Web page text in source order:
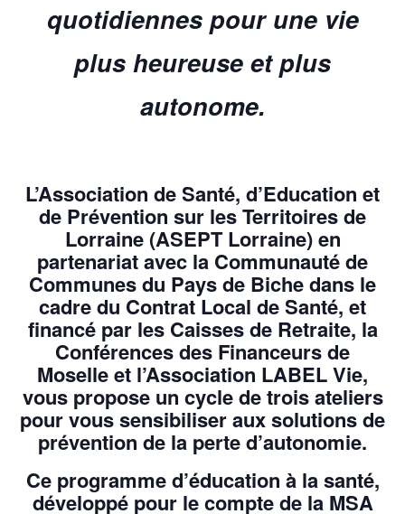
quotidiennes pour une vie
plus heureuse et plus
autonome.
L’Association de Santé, d’Education et
de Prévention sur les Territoires de
Lorraine(ASEPT Lorraine) en
partenariat avec la Communauté de
Communes du Pays de Biche dans le
cadre du Contrat Local de Santé, et
financé par les Caisses de Retraite, la
Conférences des Financeurs de
Moselle et l’Association LABEL Vie,
vous propose un cycle de trois ateliers
pour vous sensibiliser aux solutions de
prévention de la perte d’autonomie.
Ce programme d’éducation à la santé,
développé pour le compte de la MSA